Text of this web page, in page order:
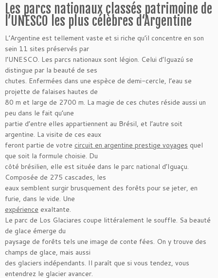
Les parcs nationaux classés patrimoine de
l’UNESCO les plus célèbres d‘Argentine
L’Argentine est tellement vaste et si riche qu’il concentre en son
sein 11 sites préservés par
l’UNESCO. Les parcs nationaux sont légion. Celui d’Iguazú se
distingue par la beauté de ses
chutes. Enfermées dans une espèce de demi-cercle, l’eau se
projette de falaises hautes de
80 m et large de 2700 m. La magie de ces chutes réside aussi un
peu dans le fait qu’une
partie d’entre elles appartiennent au Brésil, et l’autre soit
argentine. La visite de ces eaux
feront partie de votre circuit en argentine prestige voyages quel
que soit la formule choisie. Du
côté brésilien, elle est située dans le parc national d’Iguaçu.
Composée de 275 cascades, les
eaux semblent surgir brusquement des forêts pour se jeter, en
furie, dans le vide. Une
expérience exaltante.
Le parc de Los Glaciares coupe littéralement le souffle. Sa beauté
de glace émerge du
paysage de forêts tels une image de conte fées. On y trouve des
champs de glace, mais aussi
des glaciers indépendants. Il paraît que si vous tendez, vous
entendrez le glacier avancer.